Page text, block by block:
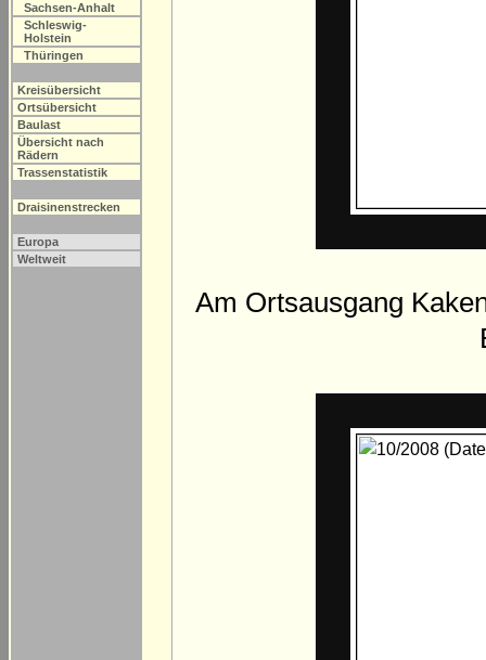
Sachsen-Anhalt
Schleswig-
Holstein
Thüringen
Kreisübersicht
Ortsübersicht
Baulast
Übersicht nach
Rädern
Trassenstatistik
Draisinenstrecken
Europa
Weltweit
Am Ortsausgang